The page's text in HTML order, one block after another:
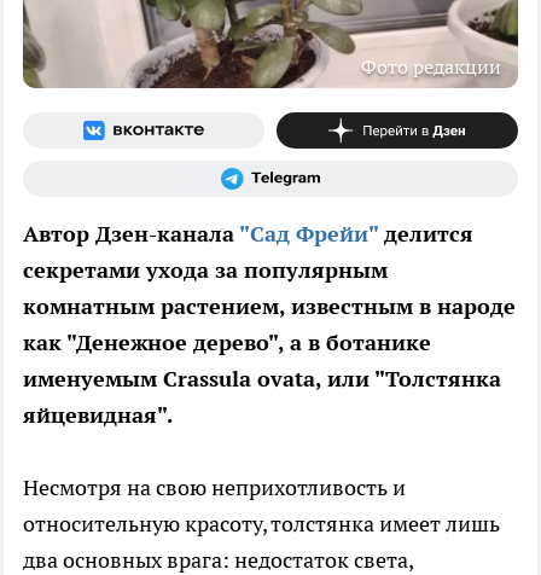
Фото редакции
Автор Дзен-канала "Сад Фрейи" делится
секретами ухода за популярным
комнатным растением, известным в народе
как "Денежное дерево", а в ботанике
именуемым Crassula ovata, или "Толстянка
яйцевидная".
Несмотря на свою неприхотливость и
относительную красоту, толстянка имеет лишь
два основных врага: недостаток света,